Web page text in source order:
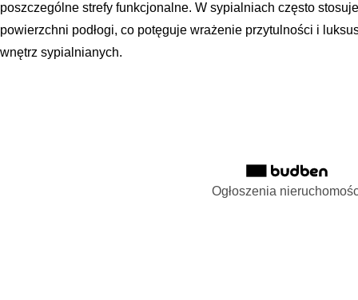
poszczególne strefy funkcjonalne. W sypialniach często
powierzchni podłogi, co potęguje wrażenie przytulności i
wnętrz sypialnianych.
Ogłoszenia